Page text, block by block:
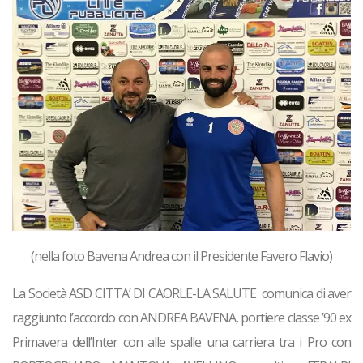
(nella fotoBavena Andreacon il PresidenteFavero Flavio)
La Società ASD CITTA’ DI CAORLE-LA SALUTE comunica di aver
raggiunto l’accordo con ANDREA BAVENA, portiere classe ’90 ex
Primavera dell’Inter con alle spalle una carriera tra i Pro con